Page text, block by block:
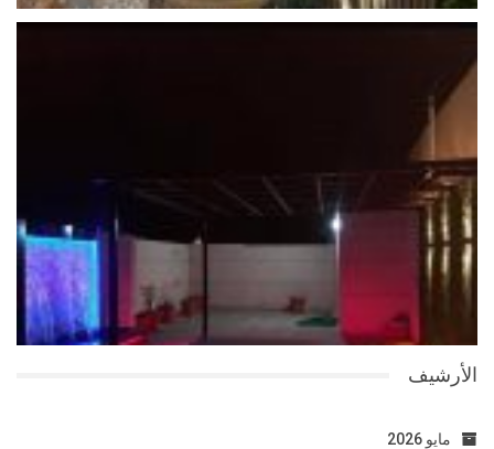
الأرشيف
مايو 2026